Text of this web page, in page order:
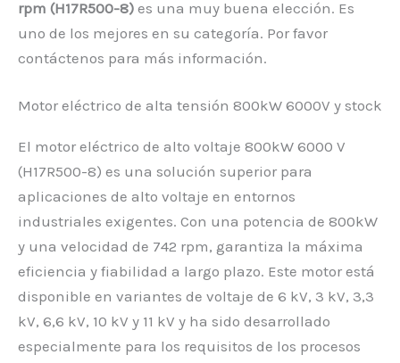
rpm (H17R500-8) es una muy buena elección. Es
uno de los mejores en su categoría. Por favor
contáctenos para más información.
Motor eléctrico de alta tensión 800kW 6000V y stock
El motor eléctrico de alto voltaje 800kW 6000 V
(H17R500-8) es una solución superior para
aplicaciones de alto voltaje en entornos
industriales exigentes. Con una potencia de 800kW
y una velocidad de 742 rpm, garantiza la máxima
eficiencia y fiabilidad a largo plazo. Este motor está
disponible en variantes de voltaje de 6 kV, 3 kV, 3,3
kV, 6,6 kV, 10 kV y 11 kV y ha sido desarrollado
especialmente para los requisitos de los procesos